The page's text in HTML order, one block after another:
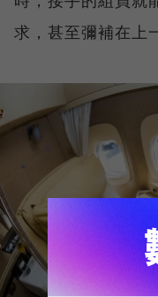
求，甚至彌補在上